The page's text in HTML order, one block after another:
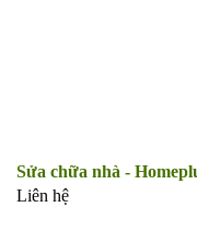
Sửa chữa nhà -
Liên hệ